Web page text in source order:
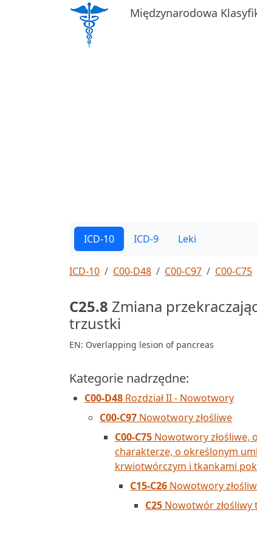
Międzynarodowa
ICD-10 ICD-9 Leki
ICD-10 C00-D48 C00-C97 C00-C75
C25.8 Zmiana
trzustki
EN: Overlapping lesion of pancreas
Kategorie nadrzędne:
C00-D48 Rozdział II - Nowotwory
C00-C97 Nowotwory złośliwe
C00-C75 Nowotwory złośliwe,
charakterze, o określonym
krwiotwórczym i tkankami
C15-C26 Nowotwory
C25 Nowotwór złośliwy